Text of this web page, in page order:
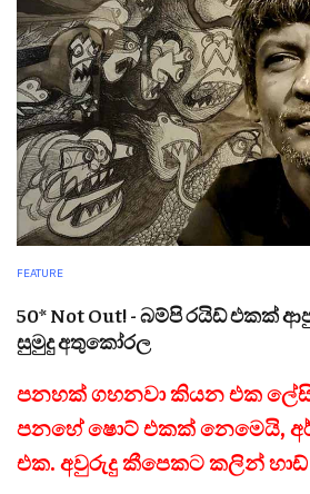
FEATURE
50* Not Out! - බම්පි රයිඩ් එකක්
සුමුදු අතුකෝරල
පනහක් ගහනවා කියන එක
පනහේ ෂොට් එකක් නෙමෙයි,
එක. අවුරුදු කීපෙකට කලින්